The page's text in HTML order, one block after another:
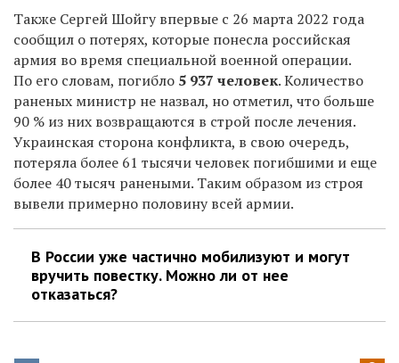
Также Сергей Шойгу впервые с 26 марта 2022 года
сообщил о потерях, которые понесла российская
армия во время специальной военной операции.
По его словам, погибло 5 937 человек. Количество
раненых министр не назвал, но отметил, что больше
90 % из них возвращаются в строй после лечения.
Украинская сторона конфликта, в свою очередь,
потеряла более 61 тысячи человек погибшими и еще
более 40 тысяч ранеными. Таким образом из строя
вывели примерно половину всей армии.
В России уже частично мобилизуют и могут
вручить повестку. Можно ли от нее
отказаться?